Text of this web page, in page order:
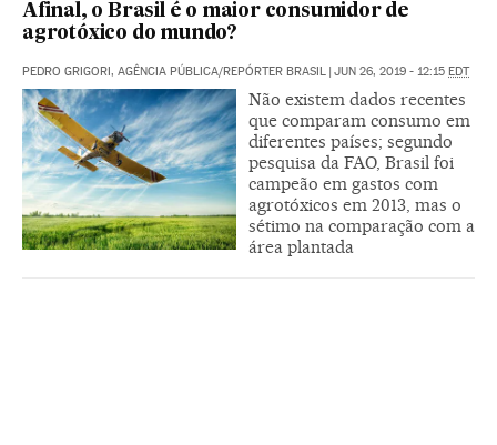
Afinal, o Brasil é o maior consumidor de
agrotóxico do mundo?
PEDRO GRIGORI, AGÊNCIA PÚBLICA/REPÓRTER BRASIL | JUN 26, 2019 - 12:15 EDT
Não existem dados recentes
que comparam consumo em
diferentes países; segundo
pesquisa da FAO, Brasil foi
campeão em gastos com
agrotóxicos em 2013, mas o
sétimo na comparação com a
área plantada